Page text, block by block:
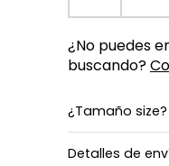
¿No puedes
buscando?
¿Tamaño size?
Detalles de